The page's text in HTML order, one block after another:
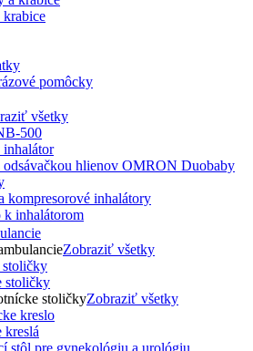
pomôcky
všetky
k inhalátorom
Zobraziť všetky
stoličky
stoličkyZobraziť všetky
kreslá